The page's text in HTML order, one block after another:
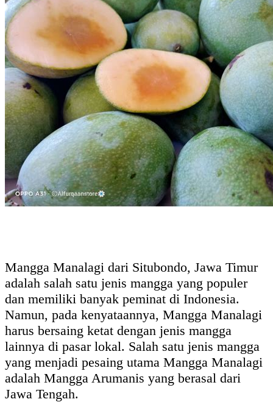
Mangga Manalagi dari Situbondo, Jawa Timur
adalah salah satu jenis mangga yang populer
dan memiliki banyak peminat di Indonesia.
Namun, pada kenyataannya, Mangga Manalagi
harus bersaing ketat dengan jenis mangga
lainnya di pasar lokal. Salah satu jenis mangga
yang menjadi pesaing utama Mangga Manalagi
adalah Mangga Arumanis yang berasal dari
Jawa Tengah.